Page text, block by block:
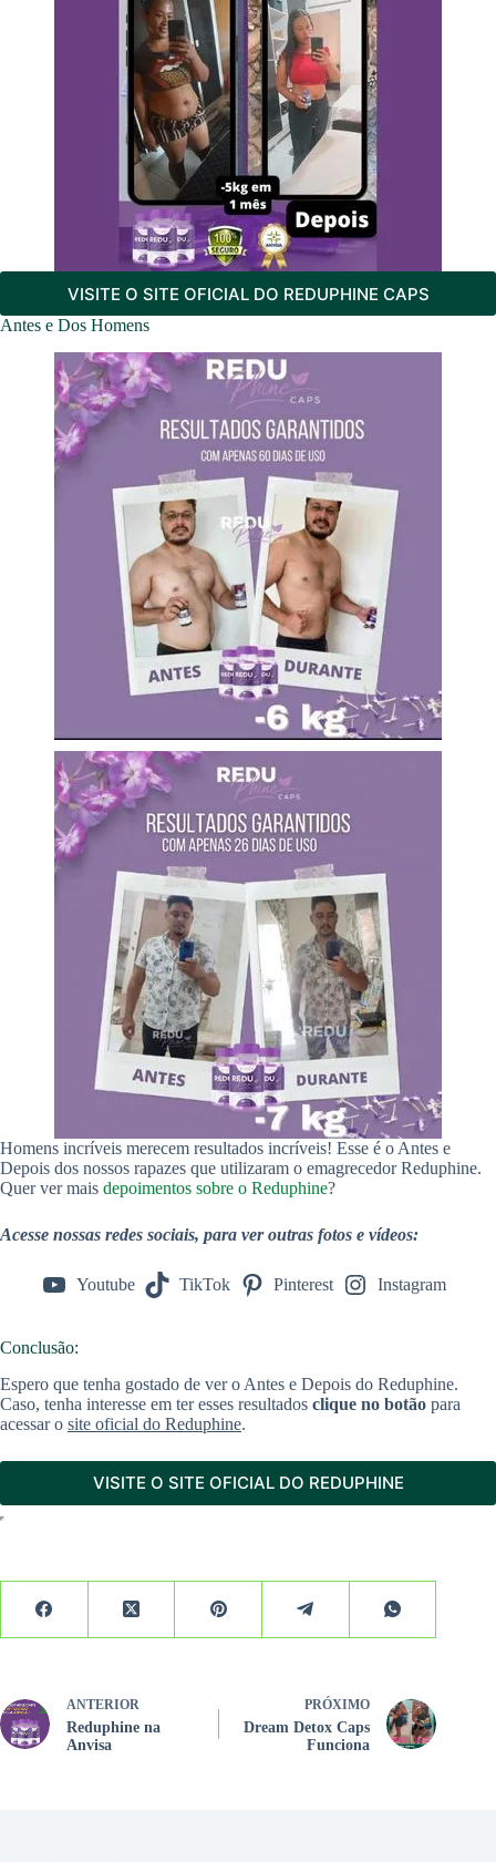
VISITE O SITE OFICIAL DO REDUPHINE CAPS
Antes e Dos Homens
Homens incríveis merecem resultados incríveis! Esse é o Antes e
Depois dos nossos rapazes que utilizaram o emagrecedor Reduphine.
Quer ver mais depoimentos sobre o Reduphine?
Acesse nossas redes sociais, para ver outras fotos e vídeos:
Youtube TikTok Pinterest Instagram
Conclusão:
Espero que tenha gostado de ver o Antes e Depois do Reduphine.
Caso, tenha interesse em ter esses resultados clique no botão para
acessar o site oficial do Reduphine.
VISITE O SITE OFICIAL DO REDUPHINE
ANTERIOR
Reduphine na
Anvisa
PRÓXIMO
Dream Detox Caps
Funciona